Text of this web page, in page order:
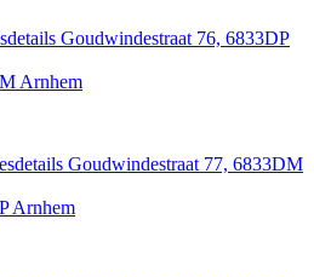
Goudwindestraat 76, 6833DP
Arnhem
Goudwindestraat 77, 6833DM
Arnhem